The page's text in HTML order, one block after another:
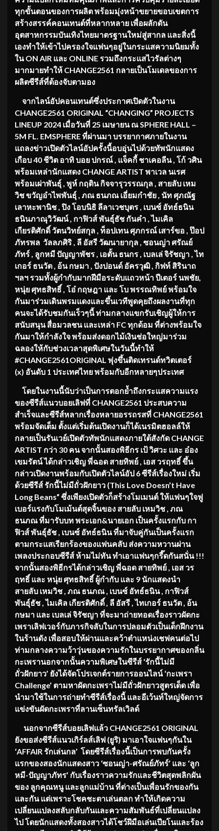
ทุกขั้นตอนของการผลิต พร้อมมุ่งหน้าขยายขอบเขตการ
สร้างสรรค์คอนเทนต์ที่หลากหลาย เพื่อผลักดัน
อุตสาหกรรมบันเทิงไทยมาตรฐานใหม่สู่สากล และสิ่งนี้
เองทำให้เข้าไปครองใจแฟนๆอยู่ในกระแสความนิยมทั้ง
ใน ON AIR และ ONLINE รวมถึงกระแสไวรัลต่างๆ
มากมายทำให้ CHANGE2561 กลายเป็นโมเดลของการ
ผลิตซีรีส์ที่ต้องจับตามอง
จากไลน์อัปคอนเทนต์ซึ่งประกาศเปิดตัวในงาน
CHANGE2561 ORIGINAL “CHANGING” PROJECTS
LINEUP 2024 เมื่อวันที่ 25 เมษายน ณ SPHERE HALL –
5M FL. EMSPHERE ที่ผ่านมา บรรยากาศภายในงาน
แถลงข่าวเปิดตัวไลน์อัปครั้งนี้อบอุ่นไปด้วยทัพนักแสดง
เกือบ 40 ชีวิต อาทิ บอย ปกรณ์ , แจ็คกี้ ชาเคอลีน , โก้ วศิน
พร้อมเหล่านักแสดง CHANGE ARTIST พาเวล นเรศ
พร้อมเผ่าพันธุ์ , พูห์ กฤติน กิจจารุวรรณกุล , สายลับ เหม
วิช ขวัญอำไพพันธุ์ , ภณ ธนภณ เอี่ยมกำชัย , นัท ศุภณัฐ
เลาหะพานิช , ปิง โอบนิธิ ลีลาเวชบุตร , เบนซ์ อัทธ์ธนิน
ธนินภาณุวิวัฒน์ , กาฟิวส์ พันธุ์ธัช กันคำ , ไมเคิล
เกียรติศักดิ์ วัตนวิทย์สกุล , ท็อปเทน ศุภกรณ์ เสาร์ขอ , ป๊อป
ภัทรพล วัลลภศิริ , ลี อัสรี วัฒนายากุล , ซอนญ่า ศรัณย์
ภัทร์ , ลูกหมี ปัญญาพัชร , เอตั้น ธนกร , เบลเล่ จิรัชญา , ไท
เกอร์ ธนวัต , อ้น กษมา , ปังปอนด์ อัครวุฒิ , กิฟท์ สิรินาถ
ฯลฯ รวมทั้งผู้กำกับมากฝีมือระดับแถวหน้า ปีเตอร์ นพชัย,
หนุ่ย ศุทธสิทธิ์ , โอ๋ กฤษฎา และ โบ พรรณทิพย์ พร้อมใจ
กันมาร่วมเดินพรมแดงและขึ้นเวทีพูดคุยถึงผลงานที่ทุก
คนจะได้รับชมกันเร็วๆนี้ ท่ามกลางแขกรับเชิญผู้ให้การ
สนับสนุน สื่อมวลชน และเหล่า FC ทุกด้อม ที่ต่างพร้อมใจ
กันมาให้กำลังใจ พร้อมส่งดอกไม้เงินช่อใหญ่มาร่วม
ฉลองให้กับช่วงเวลาสุดพิเศษในวันนี้ทำให้
#CHANGE2561ORIGINAL พุ่งขึ้นติดเทรนด์ทวิตเตอร์
(x) อันดับ 1 ประเทศไทย พร้อมกับอีกหลายๆประเทศ
โดยในงานนี้นับว่าเป็นการตอกย้ำถึงกระแสความแรง
ของซีรีส์แนวบอยเลิฟที่ CHANGE2561 ประสบความ
สำเร็จและซีรีส์หลากเรื่องหลายอรรถรสที่ CHANGE2561
พร้อมจัดเต็ม ตั้งแต่เริ่มต้นเปิดงานก็ได้เนรมิตฮอลล์ให้
กลายเป็นรันเวย์เปิดตัวทัพนักแสดงภายใต้สังกัด CHANGE
ARTIST กว่า 30 คน จากนั้นสองพิธีกร เป้ วิศวะ และ อ๋อง
เขมรัตน์ ได้กล่าวเชิญ พี่ฉอด สายทิพย์ , เอส วรฤทธิ์ ขึ้น
กล่าวเปิดงานพร้อมกับเปิดตัวไลน์อัป 6ซีรีส์เรื่องใหม่ เริ่ม
ด้วยซีรีส์ รักนี้ไม่มีถั่วฝักยาว (This Love Doesn’t Have
Long Beans” ซึ่งเพียงเปิดตัวก็สร้างโมเมนต์ ให้แฟนๆใจฟู
เบอร์แรงกับโมเม้นต์สุดจิ้นของ สายลับ เหมวิช , ภณ
ธนภณ ที่มารับบท พระเอก&นายเอก เป็นครั้งแรกกับ กา
ฟิวส์ พันธุ์ธัช , เบนซ์ อัทธ์ธนิน ที่มาจับคู่กันเป็นครั้งแรก
ตามกระแสเรียกร้องของแฟนคลับ ส่งความหวานผ่าน
เพลงประกอบซีรีส์ ห้ามไม่ทัน ทำเอาแฟนๆกรี๊ดกันสนั่น !!!
จากนั้นสองพิธีกรได้กล่าวเชิญ พี่ฉอด สายทิพย์ , เอส วร
ฤทธิ์ และ หนุ่ย ศุทธสิทธิ์ ผู้กำกับ และ 9 นักแสดงนำ
สายลับ เหมวิช , ภณ ธนภณ , เบนซ์ อัทธ์ธนิน , กาฟิวส์
พันธุ์ธัช , ไมเคิล เกียรติศักดิ์ , ลี อัสรี , ไทเกอร์ ธนวัต , อ้น
กษมา และ เบลเล่ จิรัชญา ที่จะมาถ่ายทอดเรื่องราวผัดกะ
เพราเลิฟเวอร์กับภารกิจลับในการปลอมตัวเป็นเด็กฝึกงาน
ในร้านดัง เพื่อสอบให้ผ่านและคว้าตำแหน่งเชฟคนต่อไป
ท่ามกลางความว้าวุ่นของความรักในบรรยากาศของกลิ่น
กะเพรานอกจากนั้นความพิเศษในซีรีส์ ‘รักนี้ไม่มี
ถั่วฝักยาว’ ยังได้จัดโปรเจกต์รายการออนไลน์ ‘กะเพรา
Challenge’ ตามหาผัดกะเพราไม่มีถั่วฝักยาวสูตรเด็ด เพื่อ
นำมาใช้ในการถ่ายทำซีรีส์เรื่องนี้ และอีเว้นท์ใหญ่จัดการ
แข่งขันผัดกะเพราที่ลานเซ็นทรัลเวิลด์
นอกจากซีรีส์บอยเลิฟแล้ว CHANGE2561 ORIGINAL
ยังขอส่งซีรีส์แนวเกิร์ลส์เลิฟ (ยูริ) มาเอาใจแฟนๆกันใน
‘AFFAIR รักเล่นกล’ โดยซีรีส์เรื่องนี้เป็นการพบกันครั้ง
แรกของสองนักแสดงสาว ‘ซอนญ่า-ศรัณย์ภัทร์’ และ ‘ลูก
หมี-ปัญญาภัทร’ กับเรื่องราวความรักและชีวิตสุดพลิกผัน
ของ ลูกคุณหนู และลูกแม่บ้าน ที่ต่างเป็นเพื่อนรักของกัน
และกัน แต่เพราะโชคชะตาเล่นตลก ทำให้เกิดความ
เปลี่ยนแปลงสลับกลับกันและความสัมพันธ์ที่เปลี่ยนแปลง
ไป โดยนักแสดงทั้งสองสาวได้โชว์ฝีมือเล่นเปียโนและร้อง